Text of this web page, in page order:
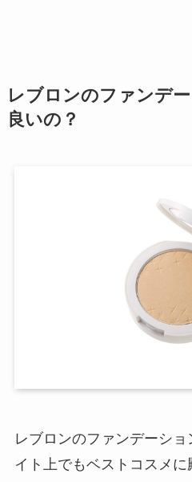
レブロンのファンデ
良いの？
レブロンのファンデーシ
イト上でもベストコスメに